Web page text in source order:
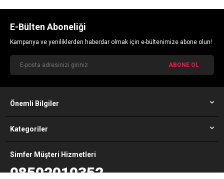
E-Bülten Aboneliği
Kampanya ve yeniliklerden haberdar olmak için e-bültenimize abone olun!
ABONE OL
Önemli Bilgiler
Kategoriler
Simfer Müşteri Hizmetleri
08502010352